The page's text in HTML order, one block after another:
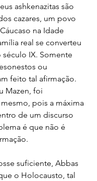
ashkenazitas são
cazares, um povo
na Idade
real se converteu
IX. Somente
ou
feito tal afirmação.
Mazen, foi
pois a máxima
de um discurso
é que não é
suficiente, Abbas
o Holocausto, tal